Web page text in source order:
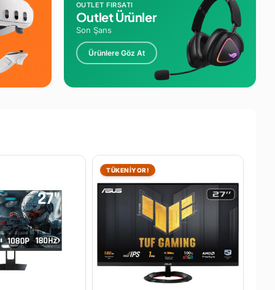
OUTLET FIRSATI
Outlet Ürünler
Son Şans
Ürünlere Göz At
TÜKENİYOR!